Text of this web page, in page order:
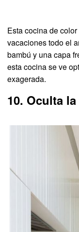
Esta cocina de
vacaciones todo el
bambú y una capa
esta cocina se ve
exagerada.
10. Oculta